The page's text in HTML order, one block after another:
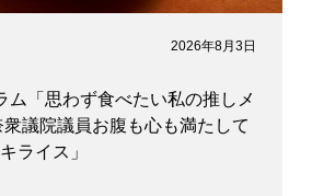
2026年8月3日
ム「思わず食べたい私の推しメ
議院議員お腹も心も満たして
ライス」